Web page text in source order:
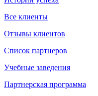
Все клиенты
Отзывы клиентов
Список партнеров
Учебные заведения
Партнерская программа